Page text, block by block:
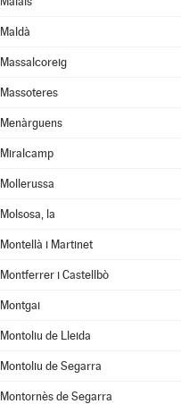
Maldà
Massalcoreig
Massoteres
Menàrguens
Miralcamp
Mollerussa
Molsosa, la
Montellà i Martinet
Montferrer i Castellbò
Montgai
Montoliu de Lleida
Montoliu de Segarra
Montornès de Segarra